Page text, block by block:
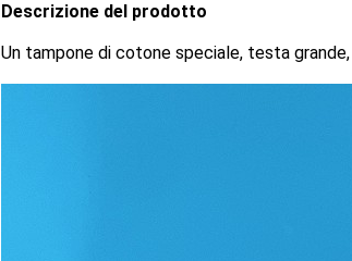
Descrizione del prodotto
Un tampone di cotone speciale, testa